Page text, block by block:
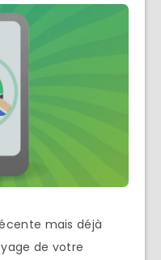
mais déjà
de votre